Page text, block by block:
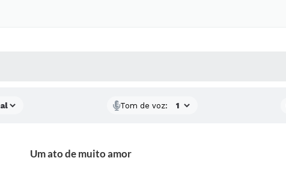
Tom de voz:
Um ato de muito amor